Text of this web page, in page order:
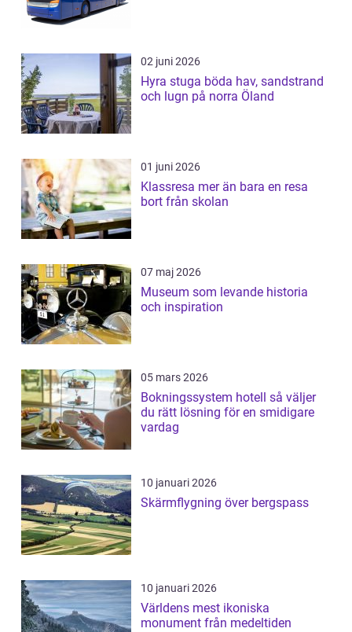
02 juni 2026
Hyra stuga böda hav, sandstrand
och lugn på norra Öland
01 juni 2026
Klassresa mer än bara en resa
bort från skolan
07 maj 2026
Museum som levande historia
och inspiration
05 mars 2026
Bokningssystem hotell så väljer
du rätt lösning för en smidigare
vardag
10 januari 2026
Skärmflygning över bergspass
10 januari 2026
Världens mest ikoniska
monument från medeltiden